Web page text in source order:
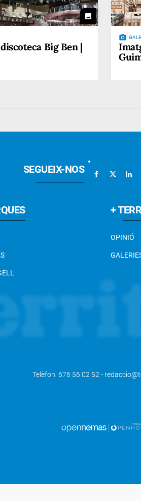
photo
Big Ben |
photo_camera
SEGUEIX-NOS
+
OPINIÓ
Telèfon 676 56 02 52 -